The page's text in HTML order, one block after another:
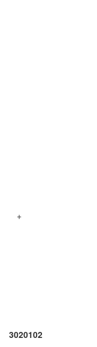
+
3020102